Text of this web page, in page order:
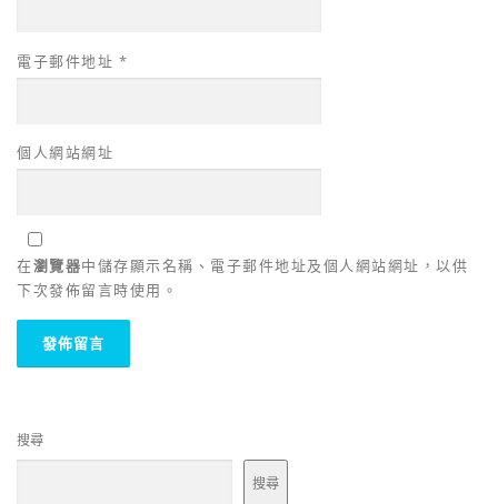
電子郵件地址 *
個人網站網址
在瀏覽器中儲存顯示名稱、電子郵件地址及個人網站網址，以供
下次發佈留言時使用。
搜尋
搜尋